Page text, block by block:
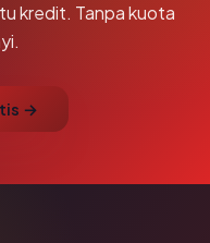
kredit. Tanpa kuota
→